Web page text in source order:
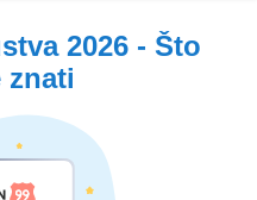
2026 - Što
znati